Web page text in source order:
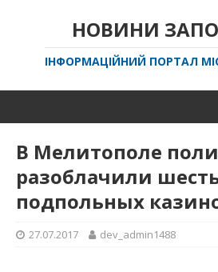
НОВИНИ
ІНФОРМАЦІЙНИЙ ПОРТАЛ
В Мелитополе
разоблачили
подпольных
27.07.2017 dev_admin1488